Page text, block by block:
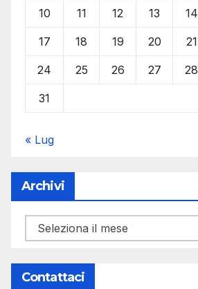
10 11 12 13 14
17 18 19 20 21
24 25 26 27 28
31
« Lug
Archivi
Archivi
Contattaci